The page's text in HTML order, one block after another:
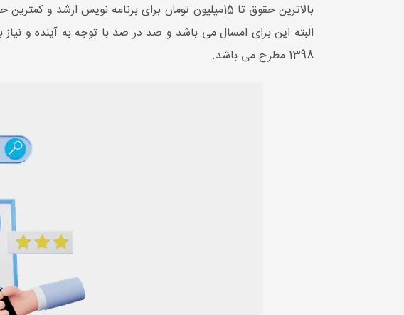
بالاترین حقوق تا 15میلیون تومان برای برنامه نویس ارشد و کمترین حدود دو و نیم میلیون تومن برای برنامه نویس
البته این برای امسال می باشد و صد در صد با توجه به آینده و
1398 مطرح می باشد.